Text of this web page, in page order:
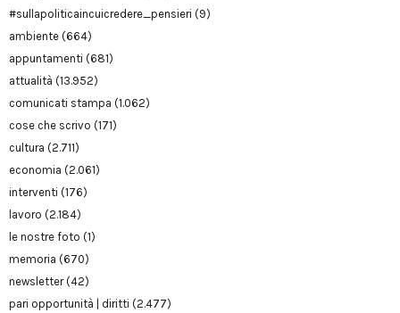
#sullapoliticaincuicredere_pensieri (9)
ambiente (664)
appuntamenti (681)
attualità (13.952)
comunicati stampa (1.062)
cose che scrivo (171)
cultura (2.711)
economia (2.061)
interventi (176)
lavoro (2.184)
le nostre foto (1)
memoria (670)
newsletter(42)
pari opportunità | diritti (2.477)